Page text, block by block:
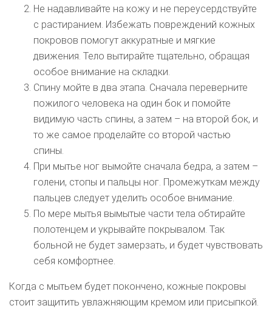
Не надавливайте на кожу и не переусердствуйте
с растиранием. Избежать повреждений кожных
покровов помогут аккуратные и мягкие
движения. Тело вытирайте тщательно, обращая
особое внимание на складки.
Спину мойте в два этапа. Сначала переверните
пожилого человека на один бок и помойте
видимую часть спины, а затем – на второй бок, и
то же самое проделайте со второй частью
спины.
При мытье ног вымойте сначала бедра, а затем –
голени, стопы и пальцы ног. Промежуткам между
пальцев следует уделить особое внимание.
По мере мытья вымытые части тела обтирайте
полотенцем и укрывайте покрывалом. Так
больной не будет замерзать, и будет чувствовать
себя комфортнее.
Когда с мытьем будет покончено, кожные покровы
стоит защитить увлажняющим кремом или присыпкой.